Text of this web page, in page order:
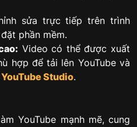
sửa trực tiếp trên trình
phần mềm.
Video có thể được xuất
hợp để tải lên YouTube và
YouTube Studio.
YouTube mạnh mẽ, cung